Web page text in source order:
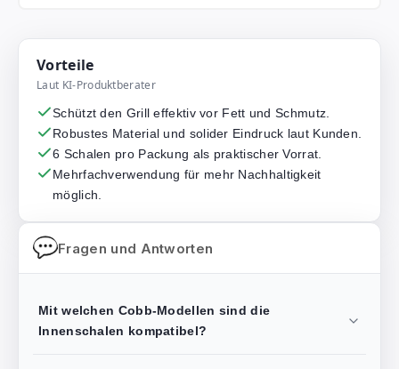
Vorteile
Laut KI-Produktberater
Schützt den Grill effektiv vor Fett und Schmutz.
Robustes Material und solider Eindruck laut Kunden.
6 Schalen pro Packung als praktischer Vorrat.
Mehrfachverwendung für mehr Nachhaltigkeit
möglich.
Fragen und Antworten
Mit welchen Cobb-Modellen sind die
Innenschalen kompatibel?